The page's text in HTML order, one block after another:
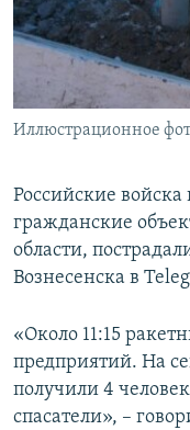
ПОБЕДИТЕЛЕЙ НЕ
КРЫМ.НЕПОКОРЕННЫЙ
ELIFBE
УКРАИНСКАЯ
ПРИСОЕДИНЯЙТЕСЬ!
Иллюстрационное
Российские войска
гражданские
области,
Вознесенска в
«Около 11:15
предприятий. На
получили 4
спасатели», –